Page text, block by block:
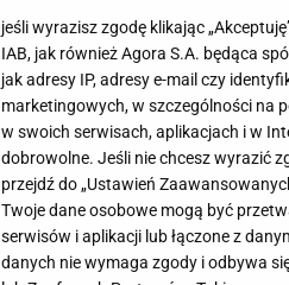
jeśli wyrazisz zgodę klikając
IAB, jak również Agora S.A. będąca
jak adresy IP, adresy e-mail czy
marketingowych, w szczególności na
w swoich serwisach, aplikacjach i w
dobrowolne. Jeśli nie chcesz wyrazić
przejdź do „Ustawień
Twoje dane osobowe mogą być
serwisów i aplikacji lub łączone z
danych nie wymaga zgody i odbywa